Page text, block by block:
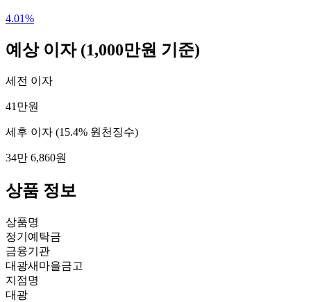
4.01%
예상 이자 (1,000만원 기준)
세전 이자
41만원
세후 이자 (15.4% 원천징수)
34만 6,860원
상품 정보
상품명
정기예탁금
금융기관
대광새마을금고
지점명
대광